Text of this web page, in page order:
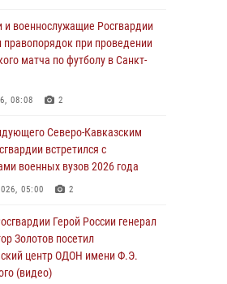
в Кузбассе
07:00
Софринской бригады
с участником
— дорогой к Победе в СВО»
07:00 2 1
провели турнир по настольному
физкультурника
07:00
и военнослужащие Росгвардии
правопорядок при проведении
матча по футболу в Санкт-
08:08 2
Северо-Кавказским
встретился с
военных вузов 2026 года
05:00 2
Герой России генерал
Золотов посетил
центр ОДОН имени Ф.Э.
(видео)